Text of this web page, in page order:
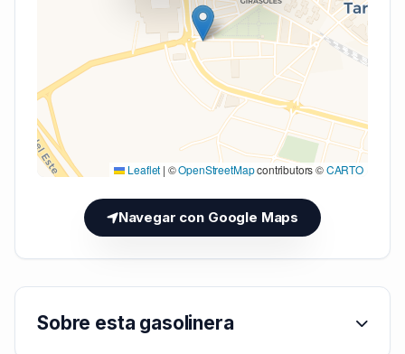
Cargando mapa (V7 Inline)...
Leaflet | ©OpenStreetMapcontributors ©CARTO
Navegar con Google Maps
Sobre esta gasolinera